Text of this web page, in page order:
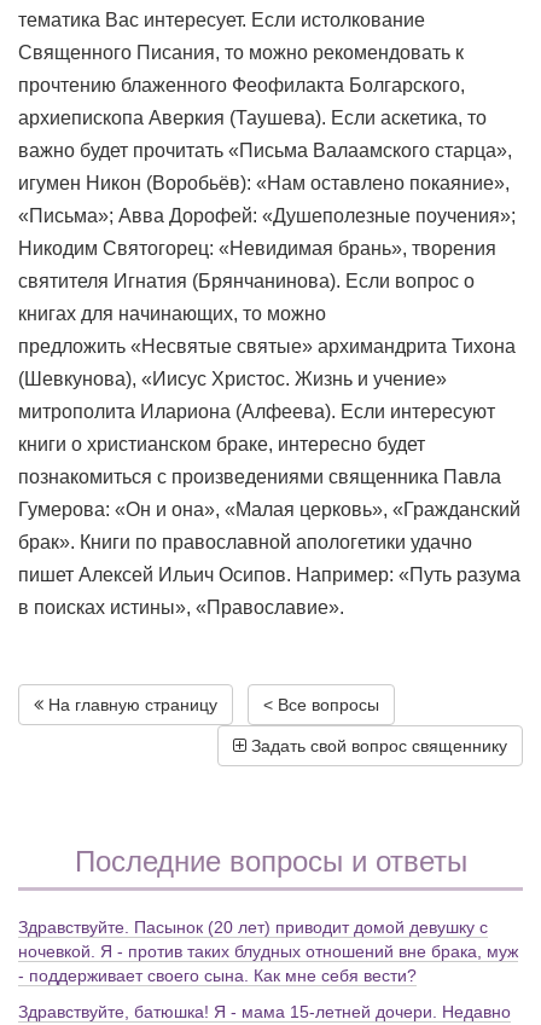
тематика Вас интересует. Если истолкование
Священного Писания, то можно рекомендовать к
прочтению блаженного Феофилакта Болгарского,
архиепископа Аверкия (Таушева). Если аскетика, то
важно будет прочитать «Письма Валаамского старца»,
игумен Никон (Воробьёв): «Нам оставлено покаяние»,
«Письма»; Авва Дорофей: «Душеполезные поучения»;
Никодим Святогорец: «Невидимая брань», творения
святителя Игнатия (Брянчанинова). Если вопрос о
книгах для начинающих, то можно
предложить «Несвятые святые» архимандрита Тихона
(Шевкунова), «Иисус Христос. Жизнь и учение»
митрополита Илариона (Алфеева). Если интересуют
книги о христианском браке, интересно будет
познакомиться с произведениями священника Павла
Гумерова: «Он и она», «Малая церковь», «Гражданский
брак». Книги по православной апологетики удачно
пишет Алексей Ильич Осипов. Например: «Путь разума
в поисках истины», «Православие».
На главную страницу < Все вопросы
Задать свой вопрос священнику
Последние вопросы и ответы
Здравствуйте. Пасынок (20 лет) приводит домой девушку с
ночевкой. Я - против таких блудных отношений вне брака, муж
- поддерживает своего сына. Как мне себя вести?
Здравствуйте, батюшка! Я - мама 15-летней дочери. Недавно